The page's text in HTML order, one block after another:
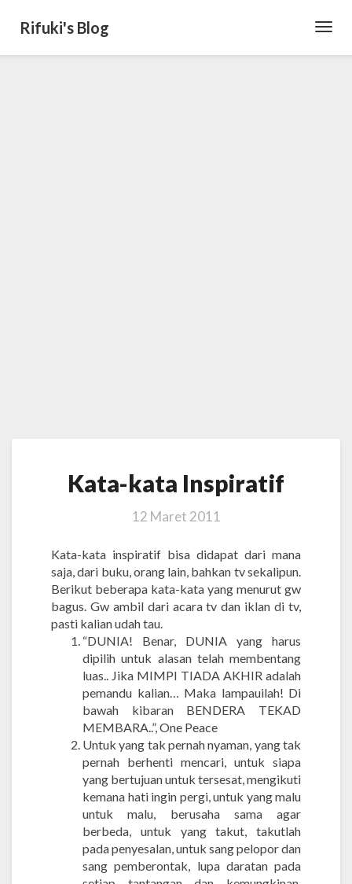
Rifuki's Blog
kata
Inspiratif
Kata-kata Inspiratif
12 Maret 2011
Kata-kata inspiratif bisa didapat dari mana
saja, dari buku, orang lain, bahkan tv sekalipun.
Berikut beberapa kata-kata yang menurut gw
bagus. Gw ambil dari acara tv dan iklan di tv,
pasti kalian udah tau.
“DUNIA! Benar, DUNIA yang harus
dipilih untuk alasan telah membentang
luas.. Jika MIMPI TIADA AKHIR adalah
pemandu kalian… Maka lampauilah! Di
bawah kibaran BENDERA TEKAD
MEMBARA..”, One Peace
Untuk yang tak pernah nyaman, yang tak
pernah berhenti mencari, untuk siapa
yang bertujuan untuk tersesat, mengikuti
kemana hati ingin pergi, untuk yang malu
untuk malu, berusaha sama agar
berbeda, untuk yang takut, takutlah
pada penyesalan, untuk sang pelopor dan
sang pemberontak, lupa daratan pada